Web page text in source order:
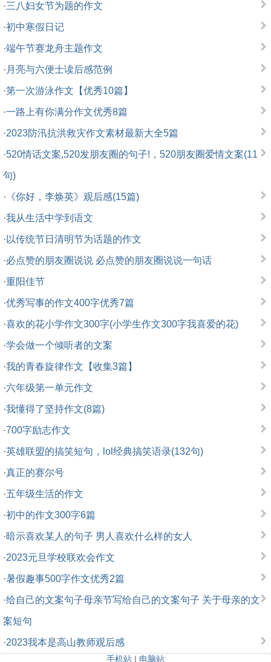
·三八妇女节为题的作文
·初中寒假日记
·端午节赛龙舟主题作文
· 月亮与六便士读后感范例
·第一次游泳作文【优秀10篇】
·一路上有你满分作文优秀8篇
·2023防汛抗洪救灾作文素材最新大全5篇
·520情话文案,520发朋友圈的句子!，520朋友圈爱情文案(11
句)
· 《你好，李焕英》观后感(15篇)
·我从生活中学到语文
· 以传统节日清明节为话题的作文
·必点赞的朋友圈说说 必点赞的朋友圈说说一句话
·重阳佳节
·优秀写事的作文400字优秀7篇
·喜欢的花小学作文300字(小学生作文300字我喜爱的花)
·学会做一个倾听者的文案
·我的青春旋律作文【收集3篇】
·六年级第一单元作文
·我懂得了坚持作文(8篇)
·700字励志作文
·英雄联盟的搞笑短句，lol经典搞笑语录(132句)
·真正的赛尔号
·五年级生活的作文
·初中的作文300字6篇
·暗示喜欢某人的句子 男人喜欢什么样的女人
·2023元旦学校联欢会作文
·暑假趣事500字作文优秀2篇
·给自己的文案句子母亲节写给自己的文案句子 关于母亲的文
案短句
·2023我本是高山教师观后感
手机站 | 电脑站